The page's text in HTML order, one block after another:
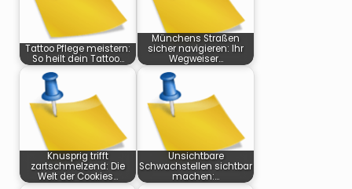
Tattoo Pflege meistern:
So heilt dein Tattoo…
Münchens Straßen
sicher navigieren: Ihr
Wegweiser…
Knusprig trifft
zartschmelzend: Die
Welt der Cookies…
Unsichtbare
Schwachstellen sichtbar
machen:…